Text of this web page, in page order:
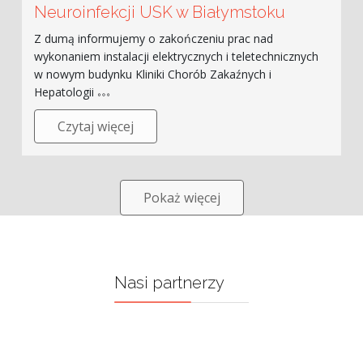
Neuroinfekcji USK w Białymstoku
Z dumą informujemy o zakończeniu prac nad
wykonaniem instalacji elektrycznych i teletechnicznych
w nowym budynku Kliniki Chorób Zakaźnych i
Hepatologii
Czytaj więcej
Pokaż więcej
Nasi partnerzy